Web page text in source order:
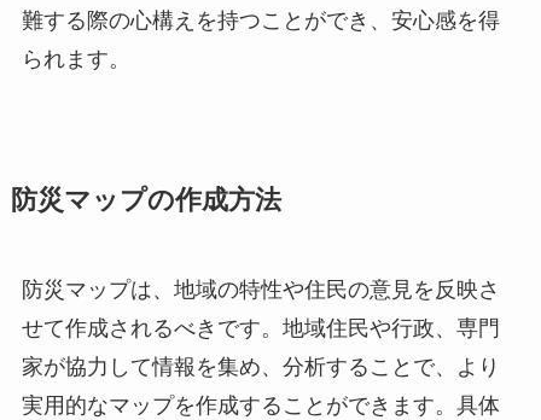
難する際の心構えを持つことができ、安心感を得
られます。
防災マップの作成方法
防災マップは、地域の特性や住民の意見を反映さ
せて作成されるべきです。地域住民や行政、専門
家が協力して情報を集め、分析することで、より
実用的なマップを作成することができます。具体